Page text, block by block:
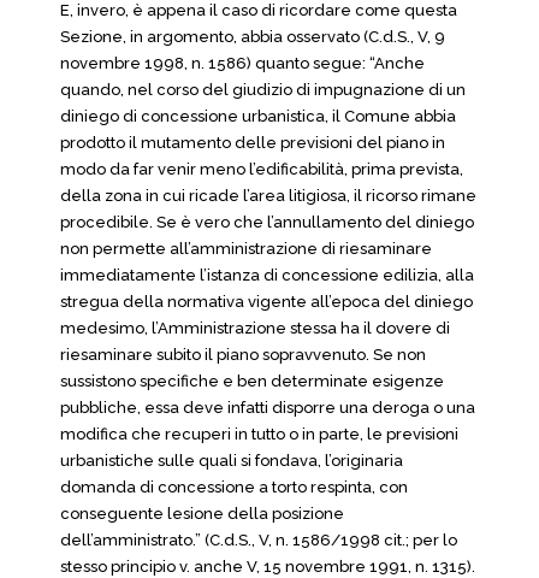
E, invero, è appena il caso di ricordare come questa
Sezione, in argomento, abbia osservato (C.d.S., V, 9
novembre 1998, n. 1586) quanto segue: “Anche
quando, nel corso del giudizio di impugnazione di un
diniego di concessione urbanistica, il Comune abbia
prodotto il mutamento delle previsioni del piano in
modo da far venir meno l’edificabilità, prima prevista,
della zona in cui ricade l’area litigiosa, il ricorso rimane
procedibile. Se è vero che l’annullamento del diniego
non permette all’amministrazione di riesaminare
immediatamente l’istanza di concessione edilizia, alla
stregua della normativa vigente all’epoca del diniego
medesimo, l’Amministrazione stessa ha il dovere di
riesaminare subito il piano sopravvenuto. Se non
sussistono specifiche e ben determinate esigenze
pubbliche, essa deve infatti disporre una deroga o una
modifica che recuperi in tutto o in parte, le previsioni
urbanistiche sulle quali si fondava, l’originaria
domanda di concessione a torto respinta, con
conseguente lesione della posizione
dell’amministrato.” (C.d.S., V, n. 1586/1998 cit.; per lo
stesso principio v. anche V, 15 novembre 1991, n. 1315).